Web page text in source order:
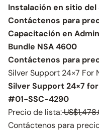
Instalación en sitio del
Contáctenos para
Capacitación en
Bundle NSA 4600
Contáctenos para
Silver Support 24×7 For
Silver Support 24×7
#01-SSC-4290
Precio de lista:
Contáctenos para